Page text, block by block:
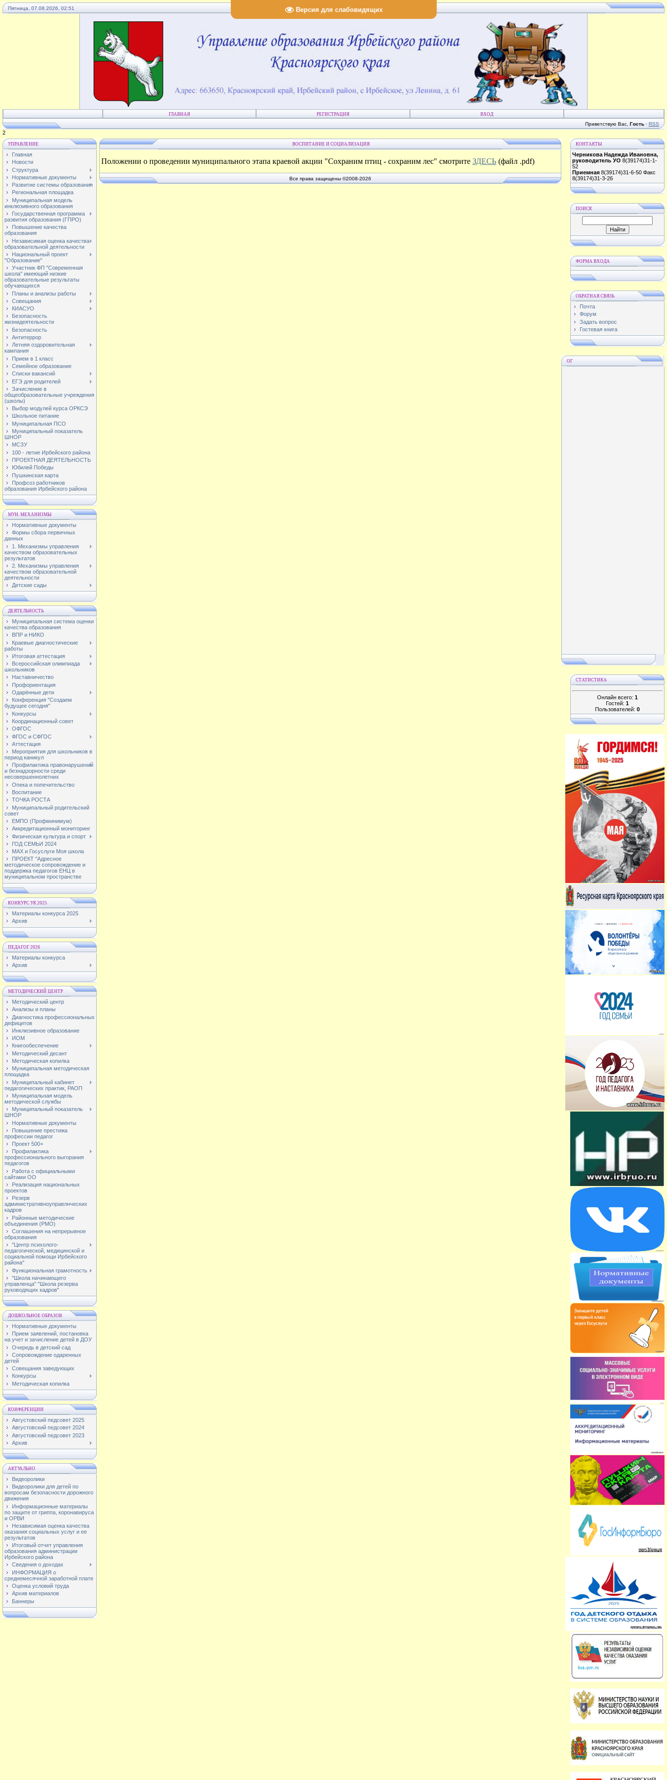
Версия для слабовидящих
Пятница, 07.08.2026, 02:51
ГЛАВНАЯ РЕГИСТРАЦИЯ ВХОД
Приветствую Вас Гость · RSS
4
УПРАВЛЕНИЕ
Главная
Новости
Структура
Нормативные документы
Развитие системы образования
Региональная площадка
Муниципальная модель
инклюзивного образования
Государственная программа
развития образования (ГПРО)
Повышение качества
образования
Независимая оценка качества
образовательной деятельности
Национальный проект
"Образование"
Участник ФП "Современная
школа" имеющий низкие
образовательные результаты
обучающихся
Планы и анализы работы
Совещания
КИАСУО
Безопасность
жизнидеятельности
Безопасность
Антитеррор
Летняя оздоровительная
кампания
Прием в 1 класс
Семейное образование
Списки вакансий
ЕГЭ для родителей
Зачисление в
общеобразовательные учреждения
(школы)
Выбор модулей курса ОРКСЭ
Школьное питание
Муниципальная ПСО
Муниципальный показатель
ШНОР
МСЗУ
100 - летие Ирбейского района
ПРОЕКТНАЯ ДЕЯТЕЛЬНОСТЬ
Юбилей Победы
Пушкинская карта
Профсоз работников
образования Ирбейского района
МУН. МЕХАНИЗМЫ
Нормативные документы
Формы сбора первичных
данных
1. Механизмы управления
качеством образовательных
результатов
2. Механизмы управления
качеством образовательной
деятельности
Детские сады
ДЕЯТЕЛЬНОСТЬ
Муниципальная система оценки
качества образования
ВПР и НИКО
Краевые диагностические
работы
Итоговая аттестация
Всероссийская олимпиада
школьников
Наставничество
Профориентация
Одарённые дети
Конференция "Создаем
будущее сегодня"
Конкурсы
Координационный совет
ОФГОС
ФГОС и СФГОС
Аттестация
Мероприятия для школьников в
период каникул
Профилактика правонарушений
и безнадзорности среди
несовершеннолетних
Опека и попечительство
Воспитание
ТОЧКА РОСТА
Муниципальный родительский
совет
ЕМПО (Профминимум)
Аккредитационный мониторинг
Физическая культура и спорт
ГОД СЕМЬИ 2024
МАХ и Госуслуги Моя школа
ПРОЕКТ "Адресное
методическое сопровождение и
поддержка педагогов ЕНЦ в
муниципальном пространстве
КОНКУРС УК 2025
Материалы конкурса 2025
Архив
ПЕДАГОГ 2026
Материалы конкурса
Архив
МЕТОДИЧЕСКИЙ ЦЕНТР
Методический центр
Анализы и планы
Диагностика профессиональных
дефицитов
Инклюзивное образование
ИОМ
Книгообеспечение
Методический десант
Методическая копилка
Муниципальная методическая
площадка
Муниципальный кабинет
педагогических практик, РАОП
Муниципальная модель
методической службы
Муниципальный показатель
ШНОР
Нормативные документы
Повышение престижа
профессии педагог
Проект 500+
Профилактика
профессионального выгорания
педагогов
Работа с официальными
сайтами ОО
Реализация национальных
проектов
Резерв
административноуправлнческих
кадров
Районные методические
объединения (РМО)
Соглашения на непрерывное
образования
"Центр психолого-
педагогической, медицинской и
социальной помощи Ирбейского
района"
Функциональная грамотность
"Школа начинающего
управленца" "Школа резерва
руководящих кадров"
ДОШКОЛЬНОЕ ОБРАЗОВ
Нормативные документы
Прием заявлений, постановка
на учет и зачисление детей в ДОУ
Очередь в детский сад
Сопровождение одаренных
детей
Совещания заведующих
Конкурсы
Методическая копилка
КОНФЕРЕНЦИИ
Августовский педсовет 2025
Августовский педсовет 2024
Августовский педсовет 2023
Архив
АКТУАЛЬНО
Видеоролики
Видеоролики для детей по
вопросам безопасности дорожного
движения
Информационные материалы
по защите от гриппа, коронавируса
и ОРВИ
Независимая оценка качества
оказания социальных услуг и ее
результатов
Итоговый отчет управления
образования администрации
Ирбейского района
Сведения о доходах
ИНФОРМАЦИЯ о
среднемесячной заработной плате
Оценка условий труда
Архив материалов
Баннеры
ВОСПИТАНИЕ И СОЦИАЛИЗАЦИЯ
Положении о проведении муниципального этапа краевой акции "Сохраним птиц - сохраним лес" смотрите ЗДЕСЬ (файл .pdf)
Все права защищены ©2008-2026
КОНТАКТЫ
Черникова Надежда Ивановна,
руководитель УО 8(39174)31-1-
52
Приемная 8(39174)31-6-50 Факс
8(39174)31-3-26
ПОИСК
ФОРМА ВХОДА
ОБРАТНАЯ СВЯЗЬ
Почта
Форум
Задать вопрос
Гостевая книга
ОГ
СТАТИСТИКА
Онлайн всего: 1
Гостей: 1
Пользователей: 0